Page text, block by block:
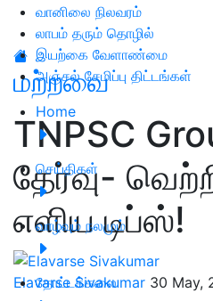
வானிலை நிலவரம்
லாபம் தரும் தொழில்
இயற்கை வேளாண்மை
அஞ்சல் சேமிப்பு திட்டங்கள்
Home
செய்திகள்
வாழ்வும் நலமும்
தோட்டக்கலை
மற்றவை
TNPSC
தேர்வு-
எளிய டிப்ஸ்!
Elavarse Sivakumar 30 May,